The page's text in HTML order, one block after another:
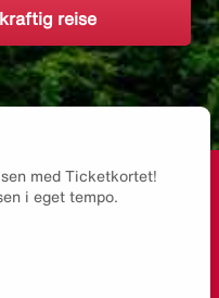
reise
med Ticketkortet!
i eget tempo.